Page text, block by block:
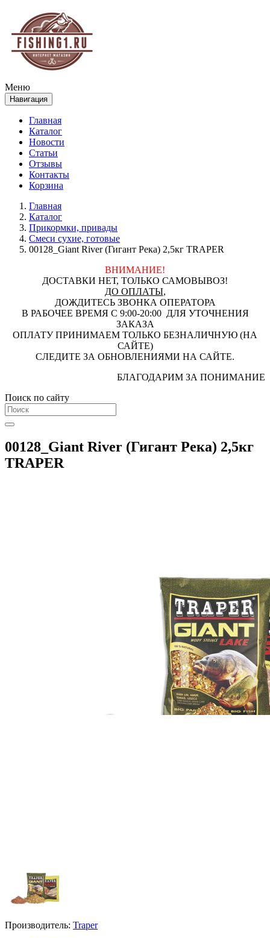
Меню
Навигация
Главная
Каталог
Новости
Статьи
Отзывы
Контакты
Корзина
Главная
Каталог
Прикормки, привады
Смеси сухие, готовые
00128_Giant River (Гигант Река) 2,5кг TRAPER
ВНИМАНИЕ!
ДОСТАВКИ НЕТ, ТОЛЬКО САМОВЫВОЗ!
ДО ОПЛАТЫ,
ДОЖДИТЕСЬ ЗВОНКА ОПЕРАТОРА
В РАБОЧЕЕ ВРЕМЯ С 9:00-20:00 ДЛЯ УТОЧНЕНИЯ
ЗАКАЗА
ОПЛАТУ ПРИНИМАЕМ ТОЛЬКО БЕЗНАЛИЧНУЮ (НА
САЙТЕ)
СЛЕДИТЕ ЗА ОБНОВЛЕНИЯМИ НА САЙТЕ.
БЛАГОДАРИМ ЗА ПОНИМАНИЕ
Поиск по сайту
00128_Giant River (Гигант Река) 2,5кг
TRAPER
Производитель: Traper